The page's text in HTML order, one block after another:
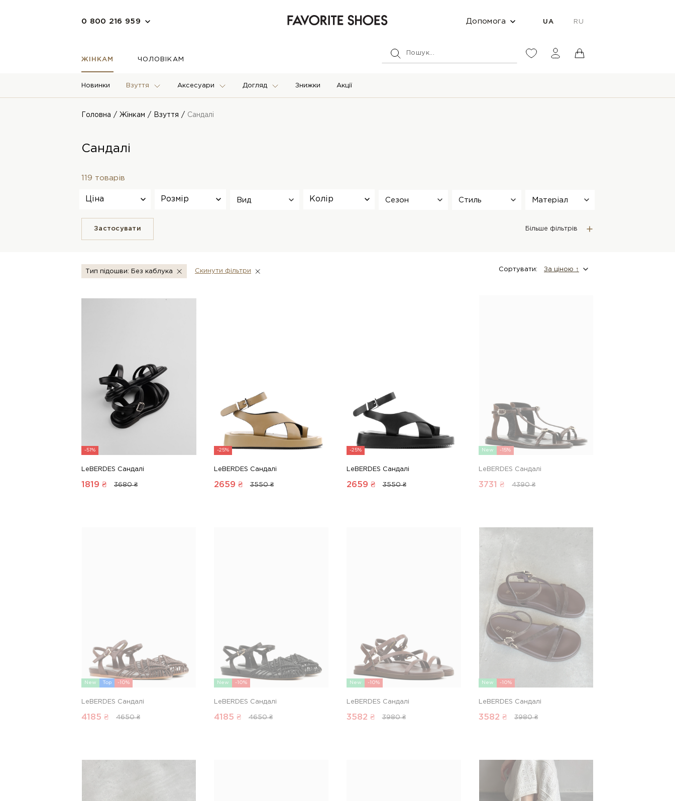
0 800 216 959 Допомога UA RU
ЖІНКАМ ЧОЛОВІКАМ
Новинки Взуття Аксесуари Догляд Знижки Акції
Головна Жінкам Взуття Сандалі
Сандалі
119 товарів
Ціна Розмір Вид Колір Сезон Стиль Матеріал
Застосувати Більше фільтрів
Сортувати: За цiною ↑
Тип підошви: Без каблука Скинути фiльтри
-51%
LeBERDES Сандалі
1819 ₴ 3680 ₴
-25%
LeBERDES Сандалі
2659 ₴ 3550 ₴
-25%
LeBERDES Сандалі
2659 ₴ 3550 ₴
New -15%
LeBERDES Сандалі
3731 ₴ 4390 ₴
New Top -10%
LeBERDES Сандалі
4185 ₴ 4650 ₴
New -10%
LeBERDES Сандалі
4185 ₴ 4650 ₴
New -10%
LeBERDES Сандалі
3582 ₴ 3980 ₴
New -10%
LeBERDES Сандалі
3582 ₴ 3980 ₴